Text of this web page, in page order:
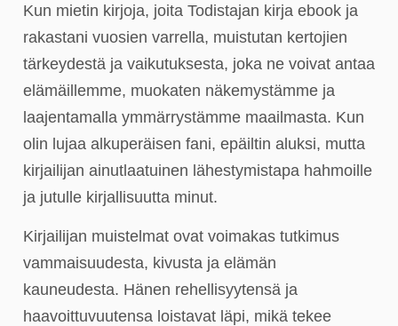
Kun mietin kirjoja, joita Todistajan kirja ebook ja
rakastani vuosien varrella, muistutan kertojien
tärkeydestä ja vaikutuksesta, joka ne voivat antaa
elämäillemme, muokaten näkemystämme ja
laajentamalla ymmärrystämme maailmasta. Kun
olin lujaa alkuperäisen fani, epäiltin aluksi, mutta
kirjailijan ainutlaatuinen lähestymistapa hahmoille
ja jutulle kirjallisuutta minut.
Kirjailijan muistelmat ovat voimakas tutkimus
vammaisuudesta, kivusta ja elämän
kauneudesta. Hänen rehellisyytensä ja
haavoittuvuutensa loistavat läpi, mikä tekee